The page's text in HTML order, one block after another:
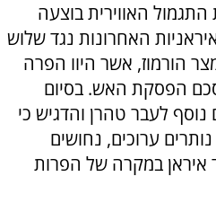
האווירית בוצעה
האחרונות נגד שלוש
הורמוז, אשר היוו הפרה
הפסקת האש. בסיום
לעבר טהרן והדגיש כי
ערוכים, נחושים
איראן במקרה של הפרות